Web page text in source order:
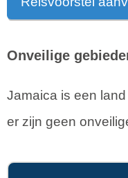
Onveilige
Jamaica is een
er zijn geen